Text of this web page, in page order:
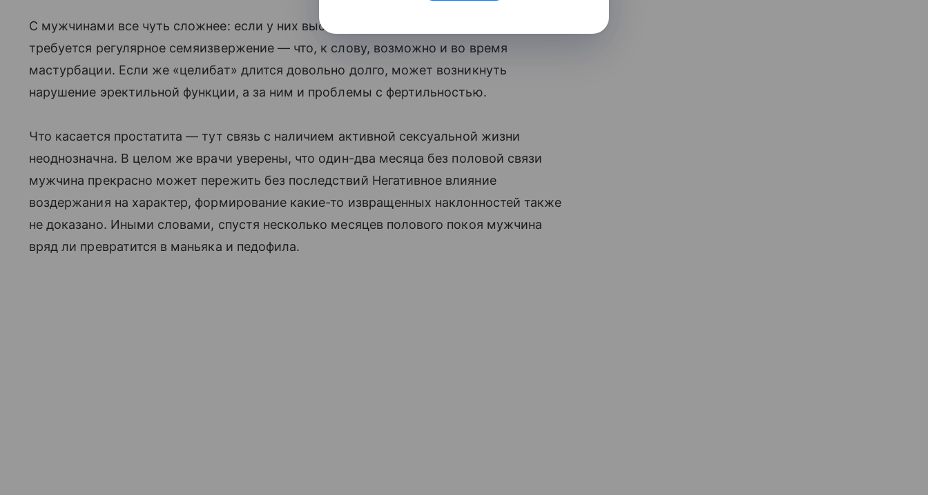
С мужчинами все чуть сложнее: если у них высокий уровень тестостерона, то
требуется регулярное семяизвержение — что, к слову, возможно и во время
мастурбации. Если же «целибат» длится довольно долго, может возникнуть
нарушение эректильной функции, а за ним и проблемы с фертильностью.
Что касается простатита — тут связь с наличием активной сексуальной жизни
неоднозначна. В целом же врачи уверены, что один-два месяца без половой связи
мужчина прекрасно может пережить без последствий Негативное влияние
воздержания на характер, формирование какие-то извращенных наклонностей также
не доказано. Иными словами, спустя несколько месяцев полового покоя мужчина
вряд ли превратится в маньяка и педофила.